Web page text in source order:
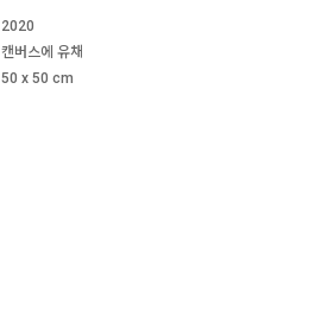
2020
캔버스에 유채
50 x 50 cm